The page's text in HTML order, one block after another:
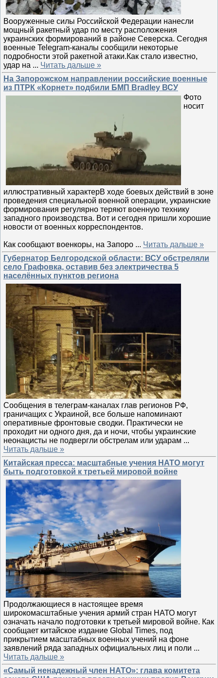
Вооруженные силы Российской Федерации нанесли
мощный ракетный удар по месту расположения
украинских формирований в районе Северска. Сегодня
военные Telegram-каналы сообщили некоторые
подробности этой ракетной атаки.Как стало известно,
удар на ... Читать дальше »
На Запорожском направлении российские военные
из ПТРК «Корнет» подбили БМП Bradley ВСУ
Фото
носит
иллюстративный характерВ ходе боевых действий в зоне
проведения специальной военной операции, украинские
формирования регулярно теряют военную технику
западного производства. Вот и сегодня пришли хорошие
новости от военных корреспондентов.
Как сообщают военкоры, на Запоро ... Читать дальше »
Губернатор Белгородской области: ВСУ обстреляли
село Графовка, оставив без электричества 5
населённых пунктов региона
Сообщения в телеграм-каналах глав регионов РФ,
граничащих с Украиной, все больше напоминают
оперативные фронтовые сводки. Практически не
проходит ни одного дня, да и ночи, чтобы украинские
неонацисты не подвергли обстрелам или ударам ...
Читать дальше »
Китайская пресса: масштабные учения НАТО могут
быть подготовкой к третьей мировой войне
Продолжающиеся в настоящее время
широкомасштабные учения армий стран НАТО могут
означать начало подготовки к третьей мировой войне. Как
сообщает китайское издание Global Times, под
прикрытием масштабных военных учений на фоне
заявлений ряда западных официальных лиц и поли ...
Читать дальше »
«Самый ненадежный член НАТО»: глава комитета